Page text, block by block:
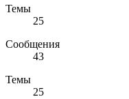
Темы
25
Сообщения
43
Темы
25